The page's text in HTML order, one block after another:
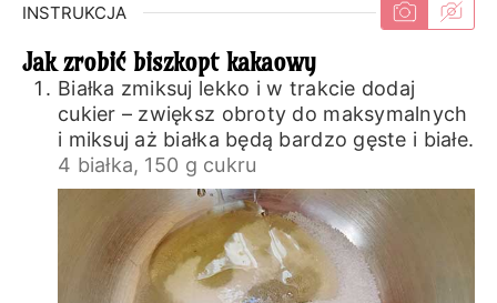
INSTRUKCJA
Jak zrobić biszkopt kakaowy
Białka zmiksuj lekko i w trakcie dodaj
cukier – zwiększ obroty do maksymalnych
i miksuj aż białka będą bardzo gęste i białe.
4 białka, 150 g cukru